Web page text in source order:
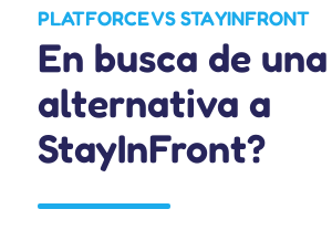
PLATFORCE VS STAYINFRONT
En busca de una
alternativa a
StayInFront?